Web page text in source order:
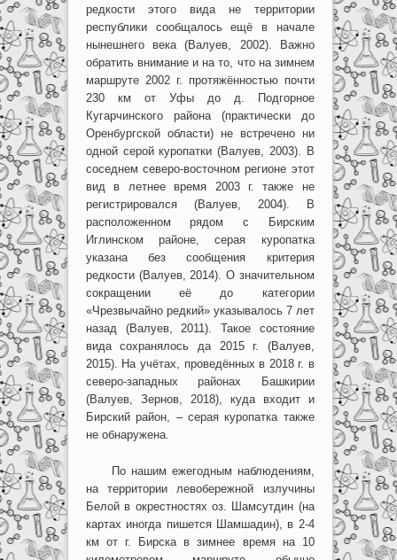
редкости этого вида не территории
республики сообщалось ещё в начале
нынешнего века (Валуев, 2002). Важно
обратить внимание и на то, что на зимнем
маршруте 2002 г. протяжённостью почти
230 км от Уфы до д. Подгорное
Кугарчинского района (практически до
Оренбургской области) не встречено ни
одной серой куропатки (Валуев, 2003). В
соседнем северо-восточном регионе этот
вид в летнее время 2003 г. также не
регистрировался (Валуев, 2004). В
расположенном рядом с Бирским
Иглинском районе, серая куропатка
указана без сообщения критерия
редкости (Валуев, 2014). О значительном
сокращении её до категории
«Чрезвычайно редкий» указывалось 7 лет
назад (Валуев, 2011). Такое состояние
вида сохранялось да 2015 г. (Валуев,
2015). На учётах, проведённых в 2018 г. в
северо-западных районах Башкирии
(Валуев, Зернов, 2018), куда входит и
Бирский район, – серая куропатка также
не обнаружена.
По нашим ежегодным наблюдениям,
на территории левобережной излучины
Белой в окрестностях оз. Шамсутдин (на
картах иногда пишется Шамшадин), в 2-4
км от г. Бирска в зимнее время на 10